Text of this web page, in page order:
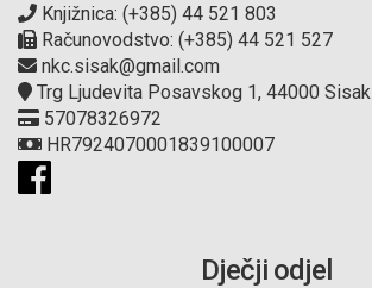
Knjižnica: (+385) 44 521 803
Računovodstvo: (+385) 44 521 527
nkc.sisak@gmail.com
Trg Ljudevita Posavskog 1, 44000 Sisak
57078326972
HR7924070001839100007
Dječji odjel